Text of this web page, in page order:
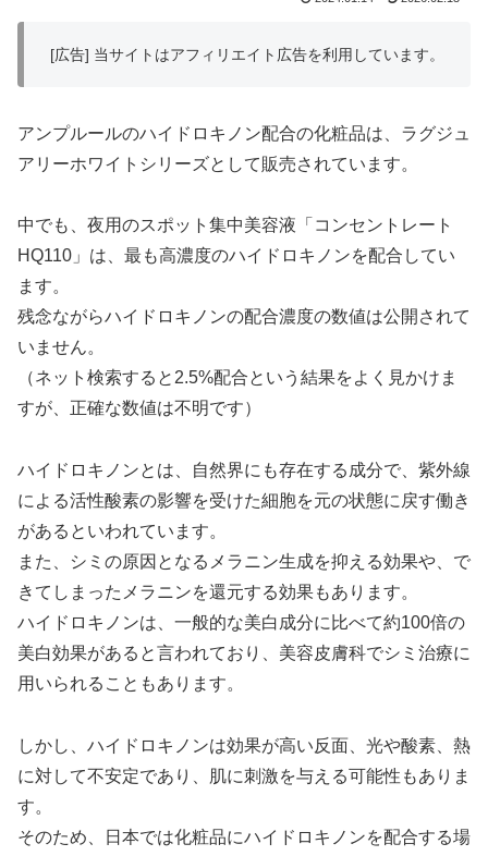
[広告] 当サイトはアフィリエイト広告を利用しています。
アンプルールのハイドロキノン配合の化粧品は、ラグジュ
アリーホワイトシリーズとして販売されています。
中でも、夜用のスポット集中美容液「コンセントレート
HQ110」は、最も高濃度のハイドロキノンを配合してい
ます。
残念ながらハイドロキノンの配合濃度の数値は公開されて
いません。
（ネット検索すると2.5%配合という結果をよく見かけま
すが、正確な数値は不明です）
ハイドロキノンとは、自然界にも存在する成分で、紫外線
による活性酸素の影響を受けた細胞を元の状態に戻す働き
があるといわれています。
また、シミの原因となるメラニン生成を抑える効果や、で
きてしまったメラニンを還元する効果もあります。
ハイドロキノンは、一般的な美白成分に比べて約100倍の
美白効果があると言われており、美容皮膚科でシミ治療に
用いられることもあります。
しかし、ハイドロキノンは効果が高い反面、光や酸素、熱
に対して不安定であり、肌に刺激を与える可能性もありま
す。
そのため、日本では化粧品にハイドロキノンを配合する場